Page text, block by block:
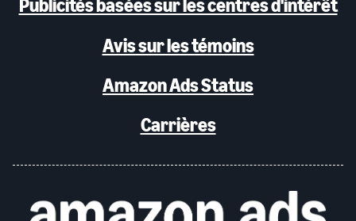
Publicités basées sur les centres d'intérêt
Avis sur les témoins
Amazon Ads Status
Carrières